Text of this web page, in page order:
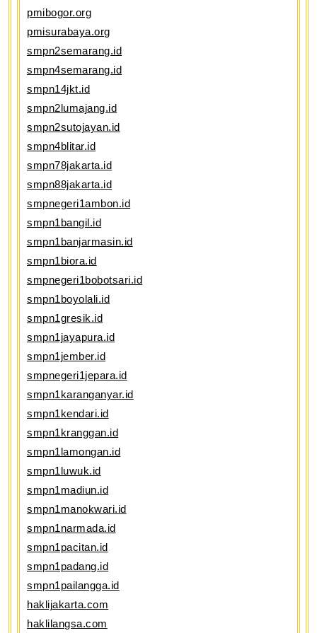
pmibogor.org
pmisurabaya.org
smpn2semarang.id
smpn4semarang.id
smpn14jkt.id
smpn2lumajang.id
smpn2sutojayan.id
smpn4blitar.id
smpn78jakarta.id
smpn88jakarta.id
smpnegeri1ambon.id
smpn1bangil.id
smpn1banjarmasin.id
smpn1biora.id
smpnegeri1bobotsari.id
smpn1boyolali.id
smpn1gresik.id
smpn1jayapura.id
smpn1jember.id
smpnegeri1jepara.id
smpn1karanganyar.id
smpn1kendari.id
smpn1kranggan.id
smpn1lamongan.id
smpn1luwuk.id
smpn1madiun.id
smpn1manokwari.id
smpn1narmada.id
smpn1pacitan.id
smpn1padang.id
smpn1pailangga.id
haklijakarta.com
haklilangsa.com